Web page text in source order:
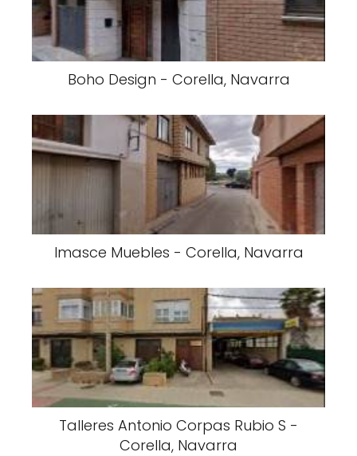
Boho Design - Corella, Navarra
Imasce Muebles - Corella, Navarra
Talleres Antonio Corpas Rubio S -
Corella, Navarra